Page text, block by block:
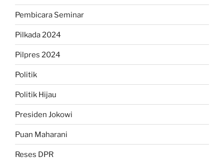
Pembicara Seminar
Pilkada 2024
Pilpres 2024
Politik
Politik Hijau
Presiden Jokowi
Puan Maharani
Reses DPR